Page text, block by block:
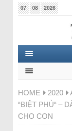
07 08 2026
HOME 2020
“BIỆT PHỦ“ –
CHO CON